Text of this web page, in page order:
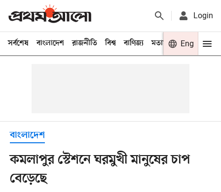
Login
সর্বশেষ বাংলাদেশ রাজনীতি বিশ্ব বাণিজ্য মতামত খেলা
Eng
বাংলাদেশ
কমলাপুর স্টেশনে ঘরমুখী মানুষের চাপ
বেড়েছে